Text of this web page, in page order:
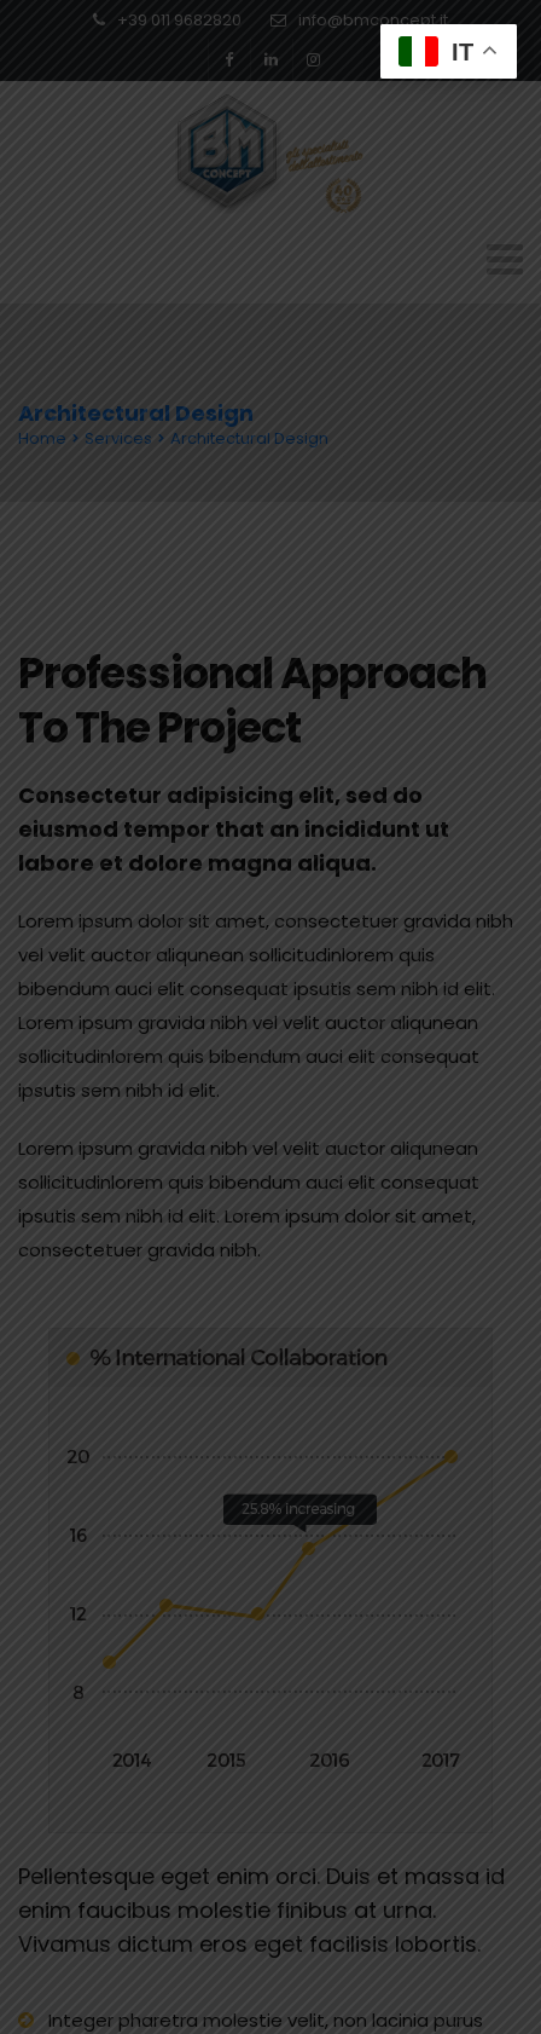
+39 011 9682820 info@bmconcept.it
Architectural Design
Home Services Architectural Design
Professional Approach
To The Project
Consectetur adipisicing elit, sed do
eiusmod tempor that an incididunt ut
labore et dolore magna aliqua.
Lorem ipsum dolor sit amet, consectetuer gravida nibh
vel velit auctor aliqunean sollicitudinlorem quis
bibendum auci elit consequat ipsutis sem nibh id elit.
Lorem ipsum gravida nibh vel velit auctor aliqunean
sollicitudinlorem quis bibendum auci elit consequat
ipsutis sem nibh id elit.
Lorem ipsum gravida nibh vel velit auctor aliqunean
sollicitudinlorem quis bibendum auci elit consequat
ipsutis sem nibh id elit. Lorem ipsum dolor sit amet,
consectetuer gravida nibh.
Pellentesque eget enim orci. Duis et massa id
enim faucibus molestie finibus at urna.
Vivamus dictum eros eget facilisis lobortis.
Integer pharetra molestie velit, non lacinia purus
IT